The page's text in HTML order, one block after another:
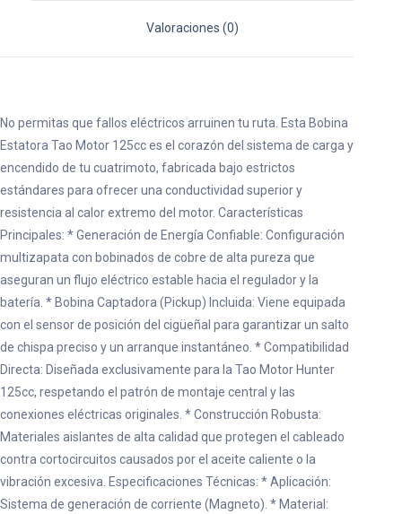
Valoraciones (0)
No permitas que fallos eléctricos arruinen tu ruta. Esta Bobina
Estatora Tao Motor 125cc es el corazón del sistema de carga y
encendido de tu cuatrimoto, fabricada bajo estrictos
estándares para ofrecer una conductividad superior y
resistencia al calor extremo del motor. Características
Principales: * Generación de Energía Confiable: Configuración
multizapata con bobinados de cobre de alta pureza que
aseguran un flujo eléctrico estable hacia el regulador y la
batería. * Bobina Captadora (Pickup) Incluida: Viene equipada
con el sensor de posición del cigüeñal para garantizar un salto
de chispa preciso y un arranque instantáneo. * Compatibilidad
Directa: Diseñada exclusivamente para la Tao Motor Hunter
125cc, respetando el patrón de montaje central y las
conexiones eléctricas originales. * Construcción Robusta:
Materiales aislantes de alta calidad que protegen el cableado
contra cortocircuitos causados por el aceite caliente o la
vibración excesiva. Especificaciones Técnicas: * Aplicación:
Sistema de generación de corriente (Magneto). * Material: